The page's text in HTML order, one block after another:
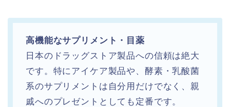
高機能なサプリメント・目薬
日本のドラッグストア製品への信頼は絶大
です。特にアイケア製品や、酵素・乳酸菌
系のサプリメントは自分用だけでなく、親
戚へのプレゼントとしても定番です。